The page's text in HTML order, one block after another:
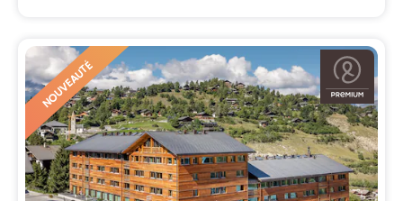
NOUVEAUTÉ